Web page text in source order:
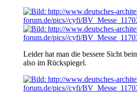
Leider hat man die bessere Sicht
also im Rückspiegel.